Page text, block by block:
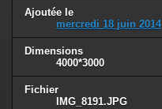
Ajoutée le
mercredi 18 juin 2014
Dimensions
4000*3000
Fichier
IMG_8191.JPG